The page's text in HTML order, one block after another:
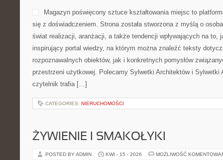
Magazyn poświęcony sztuce kształtowania miejsc to
się z doświadczeniem. Strona została stworzona z myślą o
świat realizacji, aranżacji, a także tendencji wpływających na to,
inspirujący portal wiedzy, na którym można znaleźć teksty
rozpoznawalnych obiektów, jak i konkretnych pomysłów
przestrzeni użytkowej. Polecamy Sylwetki Architektów i Sylwetki
czytelnik trafia […]
CATEGORIES: NIERUCHOMOŚCI
ŻYWIENIE I SMAKOŁYKI
POSTED BY ADMIN KWI - 15 - 2026 MOŻLIWOŚĆ